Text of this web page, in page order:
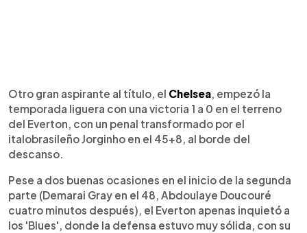
Otro gran aspirante al título, el Chelsea, empezó la
temporada liguera con una victoria 1 a 0 en el terreno
del Everton, con un penal transformado por el
italobrasileño Jorginho en el 45+8, al borde del
descanso.
Pese a dos buenas ocasiones en el inicio de la segunda
parte (Demarai Gray en el 48, Abdoulaye Doucouré
cuatro minutos después), el Everton apenas inquietó a
los 'Blues', donde la defensa estuvo muy sólida, con su